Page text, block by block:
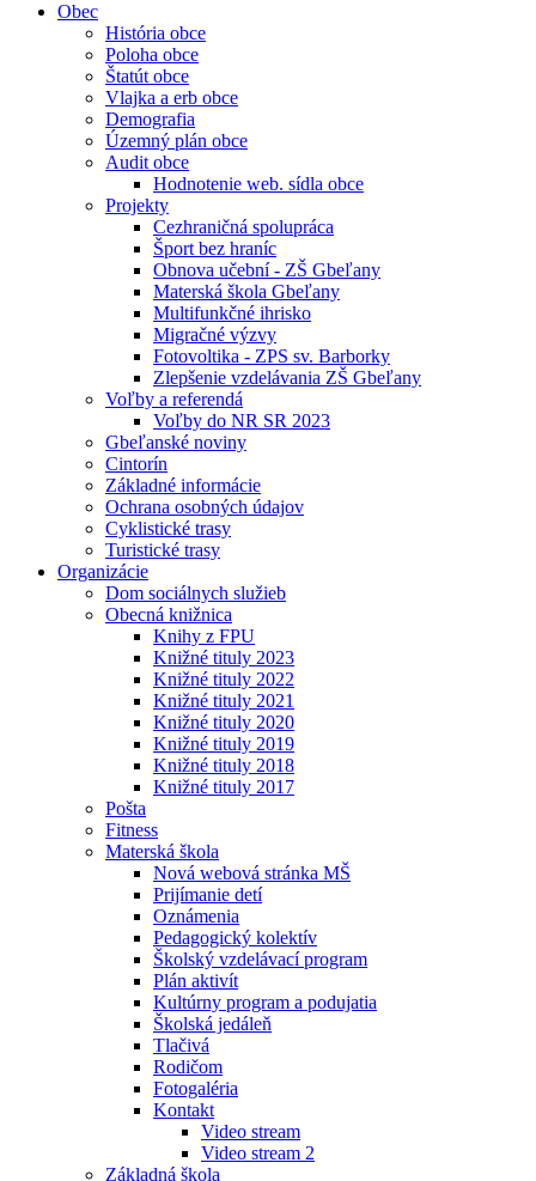
Obec
História obce
Poloha obce
Štatút obce
Vlajka a erb obce
Demografia
Územný plán obce
Audit obce
Hodnotenie web. sídla obce
Projekty
Cezhraničná spolupráca
Šport bez hraníc
Obnova učební - ZŠ Gbeľany
Materská škola Gbeľany
Multifunkčné ihrisko
Migračné výzvy
Fotovoltika - ZPS sv. Barborky
Zlepšenie vzdelávania ZŠ Gbeľany
Voľby a referendá
Voľby do NR SR 2023
Gbeľanské noviny
Cintorín
Základné informácie
Ochrana osobných údajov
Cyklistické trasy
Turistické trasy
Organizácie
Dom sociálnych služieb
Obecná knižnica
Knihy z FPU
Knižné tituly 2023
Knižné tituly 2022
Knižné tituly 2021
Knižné tituly 2020
Knižné tituly 2019
Knižné tituly 2018
Knižné tituly 2017
Pošta
Fitness
Materská škola
Nová webová stránka MŠ
Prijímanie detí
Oznámenia
Pedagogický kolektív
Školský vzdelávací program
Plán aktivít
Kultúrny program a podujatia
Školská jedáleň
Tlačivá
Rodičom
Fotogaléria
Kontakt
Video stream
Video stream 2
Základná škola